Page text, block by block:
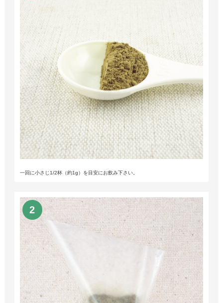
一回に小さじ1/2杯（約1g）を目安にお飲み下さい。